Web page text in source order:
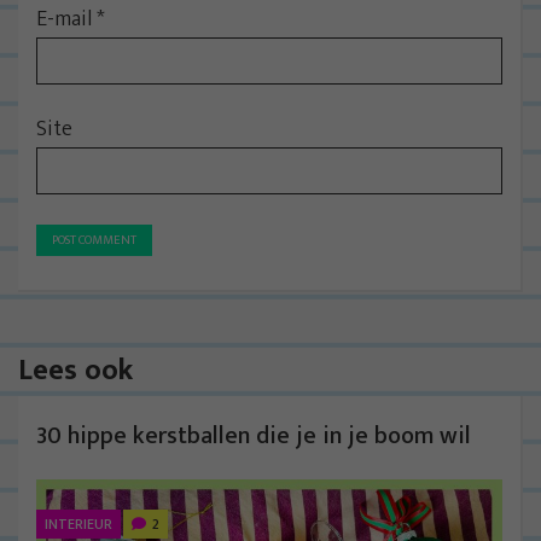
E-mail*
Site
Lees ook
30 hippe kerstballen die je in je boom wil
INTERIEUR 2